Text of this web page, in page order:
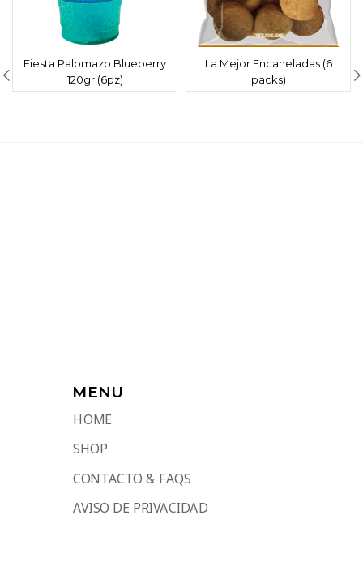
Fiesta Palomazo Blueberry
120gr (6pz)
La Mejor Encaneladas (6
packs)
MENU
HOME
SHOP
CONTACTO & FAQS
AVISO DE PRIVACIDAD